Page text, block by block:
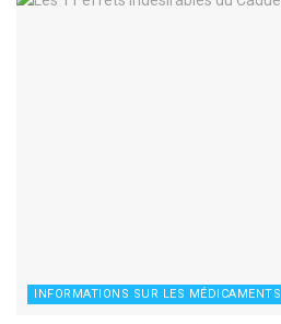
INFORMATIONS SUR LES MÉDICAMENTS